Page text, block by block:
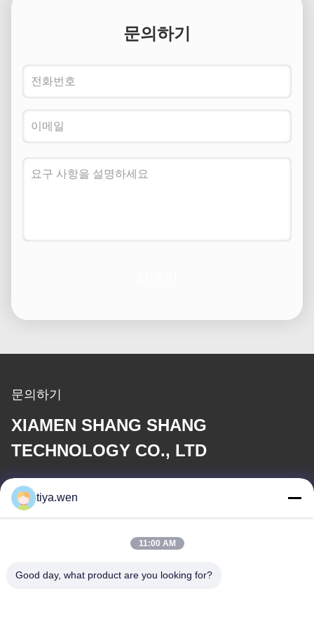
문의하기
문의하기
XIAMEN SHANG SHANG
TECHNOLOGY CO., LTD
이메일
286533110@qq.com
우리 주소
tiya.wen
11:00 AM
Good day, what product are you looking for?